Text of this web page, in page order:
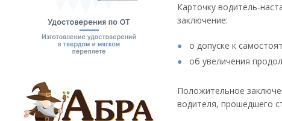
Карточку водитель-
заключение:
о допуске к
об увеличения
Положительное
водителя, прошедшего